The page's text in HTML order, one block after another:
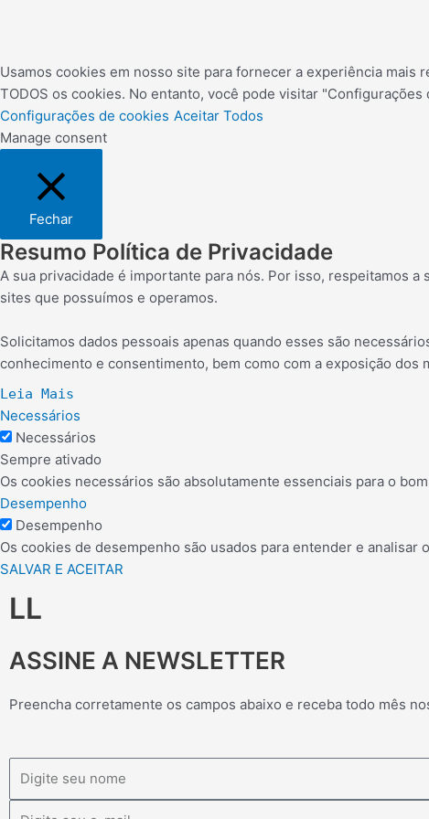
Usamos cookies em nosso site para fornecer a experiência mais
TODOS os cookies. No entanto, você pode visitar
Configurações de cookies Aceitar Todos
Manage consent
Fechar
Resumo Política de Privacidade
A sua privacidade é importante para nós. Por isso, respeitamos
sites que possuímos e operamos.
Solicitamos dados pessoais apenas quando esses são
conhecimento e consentimento, bem como com a exposição
Leia Mais
Necessários
Necessários
Sempre ativado
Os cookies necessários são absolutamente essenciais para o
Desempenho
Desempenho
Os cookies de desempenho são usados para entender e
SALVAR E ACEITAR
LL
ASSINE A NEWSLETTER
Preencha corretamente os campos abaixo e receba todo mês